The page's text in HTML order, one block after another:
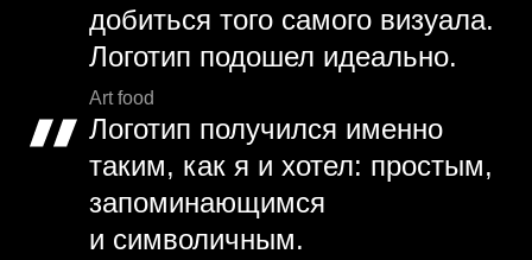
добиться того самого визуала.
Логотип подошел идеально.
Art food
Логотип получился именно
таким, как я и хотел: простым,
запоминающимся
и символичным.